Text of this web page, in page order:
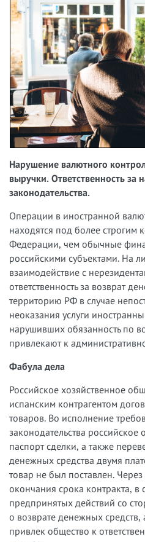
Нарушение валютного
выручки. Ответственность за
законодательства.
Операции в иностранной
находятся под более строгим
Федерации, чем обычные
российскими субъектами. На
взаимодействие с
ответственность за возврат
территорию РФ в случае
неоказания услуги
нарушивших обязанность по
привлекают к
Фабула дела
Российское хозяйственное
испанским контрагентом
товаров. Во исполнение
законодательства
паспорт сделки, а также
денежных средства двумя
товар не был поставлен.
окончания срока контракта, в
предпринятых действий со
о возврате денежных
привлек общество к